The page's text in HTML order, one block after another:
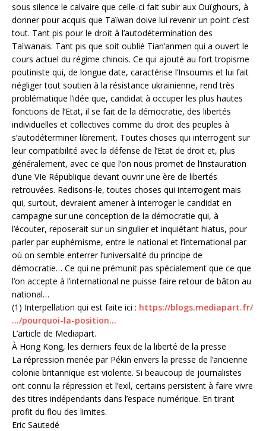
sous silence le calvaire que celle-ci fait subir aux Ouïghours, à
donner pour acquis que Taïwan doive lui revenir un point c’est
tout. Tant pis pour le droit à l’autodétermination des
Taïwanais. Tant pis que soit oublié Tian’anmen qui a ouvert le
cours actuel du régime chinois. Ce qui ajouté au fort tropisme
poutiniste qui, de longue date, caractérise l’Insoumis et lui fait
négliger tout soutien à la résistance ukrainienne, rend très
problématique l’idée que, candidat à occuper les plus hautes
fonctions de l’Etat, il se fait de la démocratie, des libertés
individuelles et collectives comme du droit des peuples à
s’autodéterminer librement. Toutes choses qui interrogent sur
leur compatibilité avec la défense de l’Etat de droit et, plus
généralement, avec ce que l’on nous promet de l’instauration
d’une VIe République devant ouvrir une ère de libertés
retrouvées. Redisons-le, toutes choses qui interrogent mais
qui, surtout, devraient amener à interroger le candidat en
campagne sur une conception de la démocratie qui, à
l’écouter, reposerait sur un singulier et inquiétant hiatus, pour
parler par euphémisme, entre le national et l’international par
où on semble enterrer l’universalité du principe de
démocratie… Ce qui ne prémunit pas spécialement que ce que
l’on accepte à l’international ne puisse faire retour de bâton au
national…
(1) Interpellation qui est faite ici : https://blogs.mediapart.fr/
…/pourquoi-la-position…
L’article de Mediapart.
À Hong Kong, les derniers feux de la liberté de la presse
La répression menée par Pékin envers la presse de l’ancienne
colonie britannique est violente. Si beaucoup de journalistes
ont connu la répression et l’exil, certains persistent à faire vivre
des titres indépendants dans l’espace numérique. En tirant
profit du flou des limites.
Eric Sautedé